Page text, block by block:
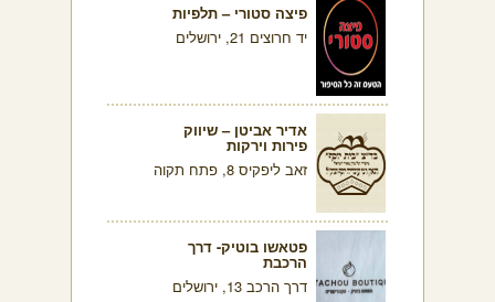
פיצה סטורי – תלפיות
יד חרוצים 21, ירושלים
אדיר אביטן – שיווק
פירות וירקות
זאב ליפקיס 8, פתח תקוה
פטאשו בוטיק- דרך
הרכבת
דרך הרכב 13, ירושלים